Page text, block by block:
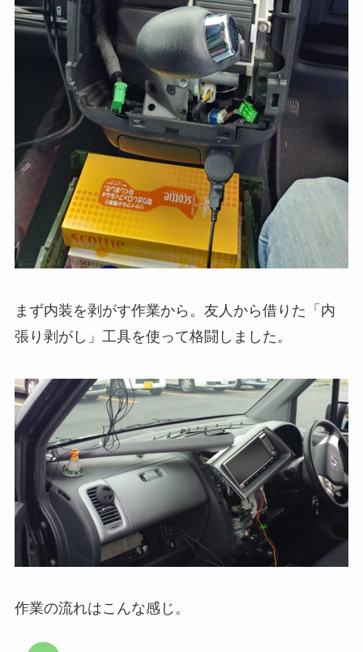
まず内装を剥がす作業から。友人から借りた「内
張り剥がし」工具を使って格闘しました。
作業の流れはこんな感じ。